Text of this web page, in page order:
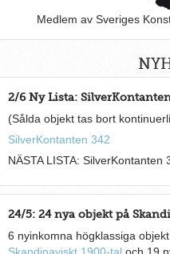
Medlem av Sveriges
2/6 Ny Lista:
(Sålda objekt tas bort
SilverKontanten 342
NÄSTA LISTA:
24/5: 24 nya objekt på
6 nyinkomna högklassiga